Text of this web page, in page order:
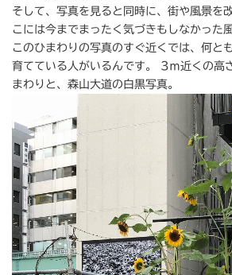
そして、写真を見ると同時に、街や風景を
こには今までまったく気づきもしなかった
このひまわりの写真のすぐ近くでは、何と
育てている人がいるんです。 3ｍ近くの高
まわりと、森山大道の白黒写真。